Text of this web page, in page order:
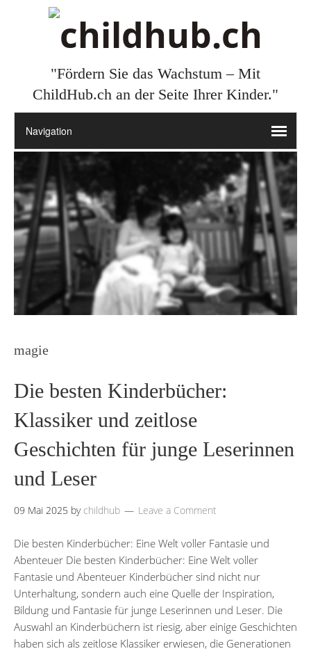
"Fördern Sie das Wachstum – Mit
ChildHub.ch an der Seite Ihrer Kinder."
magie
Die besten Kinderbücher:
Klassiker und zeitlose
Geschichten für junge Leserinnen
und Leser
09 Mai 2025 by childhub Leave a Comment
Die besten Kinderbücher: Eine Welt voller Fantasie und
Abenteuer Die besten Kinderbücher: Eine Welt voller
Fantasie und Abenteuer Kinderbücher sind nicht nur
Unterhaltung, sondern auch eine Quelle der Inspiration,
Bildung und Fantasie für junge Leserinnen und Leser. Die
Auswahl an Kinderbüchern ist riesig, aber einige Geschichten
haben sich als zeitlose Klassiker erwiesen, die Generationen